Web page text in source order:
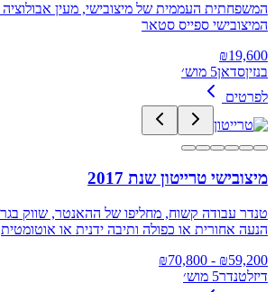
המשפחתית העממית של מיצובישי, מעין
המיצובישי ספייס סטאר
₪19,600
בנזיןסדאן5 מוש׳
לפרטים
מיצובישי טרייטון שנת 2017
טנדר עבודה קשוח, מחליפו של ההאנטר, שווק
הנעה אחורית או כפולה ותיבה ידנית או אוטומטית
₪59,200
- ₪
70,800
דיזלטנדר5 מוש׳